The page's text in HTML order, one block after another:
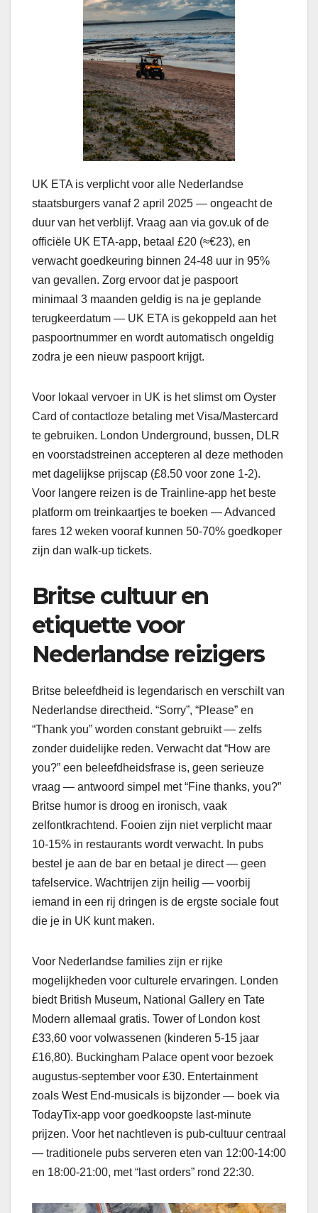
UK ETA is verplicht voor alle Nederlandse
staatsburgers vanaf 2 april 2025 — ongeacht de
duur van het verblijf. Vraag aan via gov.uk of de
officiële UK ETA-app, betaal £20 (≈€23), en
verwacht goedkeuring binnen 24-48 uur in 95%
van gevallen. Zorg ervoor dat je paspoort
minimaal 3 maanden geldig is na je geplande
terugkeerdatum — UK ETA is gekoppeld aan het
paspoortnummer en wordt automatisch ongeldig
zodra je een nieuw paspoort krijgt.
Voor lokaal vervoer in UK is het slimst om Oyster
Card of contactloze betaling met Visa/Mastercard
te gebruiken. London Underground, bussen, DLR
en voorstadstreinen accepteren al deze methoden
met dagelijkse prijscap (£8.50 voor zone 1-2).
Voor langere reizen is de Trainline-app het beste
platform om treinkaartjes te boeken — Advanced
fares 12 weken vooraf kunnen 50-70% goedkoper
zijn dan walk-up tickets.
Britse cultuur en
etiquette voor
Nederlandse reizigers
Britse beleefdheid is legendarisch en verschilt van
Nederlandse directheid. “Sorry”, “Please” en
“Thank you” worden constant gebruikt — zelfs
zonder duidelijke reden. Verwacht dat “How are
you?” een beleefdheidsfrase is, geen serieuze
vraag — antwoord simpel met “Fine thanks, you?”
Britse humor is droog en ironisch, vaak
zelfontkrachtend. Fooien zijn niet verplicht maar
10-15% in restaurants wordt verwacht. In pubs
bestel je aan de bar en betaal je direct — geen
tafelservice. Wachtrijen zijn heilig — voorbij
iemand in een rij dringen is de ergste sociale fout
die je in UK kunt maken.
Voor Nederlandse families zijn er rijke
mogelijkheden voor culturele ervaringen. Londen
biedt British Museum, National Gallery en Tate
Modern allemaal gratis. Tower of London kost
£33,60 voor volwassenen (kinderen 5-15 jaar
£16,80). Buckingham Palace opent voor bezoek
augustus-september voor £30. Entertainment
zoals West End-musicals is bijzonder — boek via
TodayTix-app voor goedkoopste last-minute
prijzen. Voor het nachtleven is pub-cultuur centraal
— traditionele pubs serveren eten van 12:00-14:00
en 18:00-21:00, met “last orders” rond 22:30.